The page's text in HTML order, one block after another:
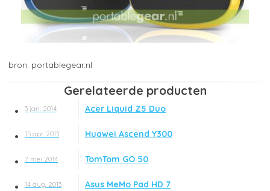
portablegear.nl
Gerelateerde producten
3 jan. 2014 Acer Liquid Z5 Duo
15 apr. 2013 Huawei Ascend Y300
7 mei 2014 TomTom GO 50
14 aug. 2013 Asus MeMo Pad HD 7